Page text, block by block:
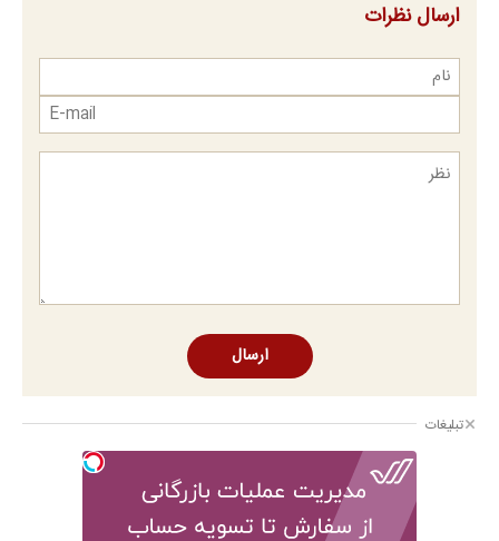
ارسال نظرات
ارسال
تبلیغات